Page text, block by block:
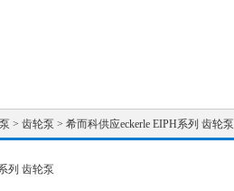
> 齿轮泵 > 希而科供应eckerle EIPH系列 齿轮泵
列 齿轮泵